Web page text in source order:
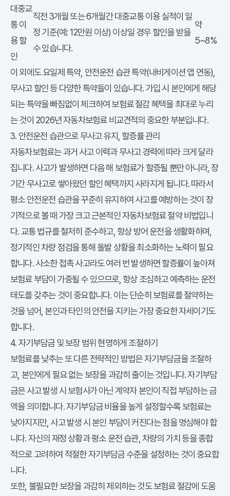
대중교
통 이
용 할
인
직전 3개월 또는 6개월간 대중교통 이용 실적이 일
정 기준(예: 12만원 이상) 이상일 경우 할인을 받을
수 있습니다.
약
5~8%
이 외에도 요일제 특약, 안전운전 습관 특약(내비게이션 앱 연동),
무사고 할인 등 다양한 특약들이 있습니다. 가입 시 본인에게 해당
되는 특약을 빠짐없이 체크하여 보험료 절감 혜택을 최대로 누리
는 것이 2026년 자동차보험료 비교견적의 중요한 부분입니다.
3. 안전운전 습관으로 무사고 유지, 할증률 관리
자동차보험료는 과거 사고 이력과 무사고 경력에 따라 크게 달라
집니다. 사고가 발생하면 다음 해 보험료가 할증될 뿐만 아니라, 장
기간 무사고로 쌓아왔던 할인 혜택까지 사라지게 됩니다. 따라서
평소 안전운전 습관을 꾸준히 유지하여 사고를 예방하는 것이 장
기적으로 볼 때 가장 크고 근본적인자동차보험료절약 비법입니
다. 교통 법규를 철저히 준수하고, 항상 방어 운전을 생활화하며,
정기적인 차량 점검을 통해 돌발 상황을 최소화하는 노력이 필요
합니다. 사소한 접촉 사고라도 여러 번 발생하면 할증률이 높아져
보험료 부담이 가중될 수 있으므로, 항상 조심하고 예측하는 운전
태도를 갖추는 것이 중요합니다. 이는 단순히 보험료를 절약하는
것을 넘어, 본인과 타인의 안전을 지키는 가장 중요한 자세이기도
합니다.
4. 자기부담금 및 보장 범위 현명하게 조절하기
보험료를 낮추는 또 다른 전략적인 방법은 자기부담금을 조절하
고, 본인에게 필요 없는 보장을 과감히 줄이는 것입니다. 자기부담
금은 사고 발생 시 보험사가 아닌 계약자 본인이 직접 부담하는 금
액을 의미합니다. 자기부담금 비율을 높게 설정할수록 보험료는
낮아지지만, 사고 발생 시 본인 부담이 커진다는 점을 명심해야 합
니다. 자신의 재정 상황과 평소 운전 습관, 차량의 가치 등을 종합
적으로 고려하여 적절한 자기부담금 수준을 설정하는 것이 중요합
니다.
또한, 불필요한 보장을 과감히 제외하는 것도 보험료 절감에 도움